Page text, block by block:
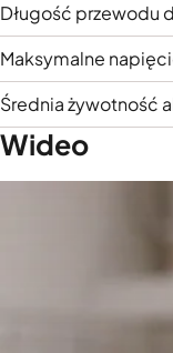
Długość przewodu
Maksymalne
Średnia żywotność
Wideo